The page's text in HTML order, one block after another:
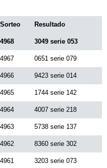
Sorteo Resultado
4968 3049 serie 053
4967 0651 serie 079
4966 9423 serie 014
4965 1744 serie 142
4964 4007 serie 218
4963 5738 serie 137
4962 8360 serie 302
4961 3203 serie 073